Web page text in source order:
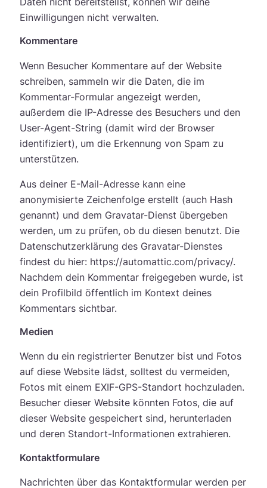
Einwilligungen nicht verwalten.
Kommentare
Wenn Besucher Kommentare auf der Website
schreiben, sammeln wir die Daten, die im
Kommentar-Formular angezeigt werden,
außerdem die IP-Adresse des Besuchers und den
User-Agent-String (damit wird der Browser
identifiziert), um die Erkennung von Spam zu
unterstützen.
Aus deiner E-Mail-Adresse kann eine
anonymisierte Zeichenfolge erstellt (auch Hash
genannt) und dem Gravatar-Dienst übergeben
werden, um zu prüfen, ob du diesen benutzt. Die
Datenschutzerklärung des Gravatar-Dienstes
findest du hier: https://automattic.com/privacy/.
Nachdem dein Kommentar freigegeben wurde, ist
dein Profilbild öffentlich im Kontext deines
Kommentars sichtbar.
Medien
Wenn du ein registrierter Benutzer bist und Fotos
auf diese Website lädst, solltest du vermeiden,
Fotos mit einem EXIF-GPS-Standort hochzuladen.
Besucher dieser Website könnten Fotos, die auf
dieser Website gespeichert sind, herunterladen
und deren Standort-Informationen extrahieren.
Kontaktformulare
Nachrichten über das Kontaktformular werden per